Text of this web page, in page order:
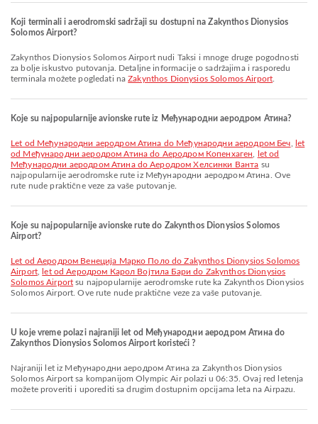
Koji terminali i aerodromski sadržaji su dostupni na Zakynthos Dionysios
Solomos Airport?
Zakynthos Dionysios Solomos Airport nudi Taksi i mnoge druge pogodnosti
za bolje iskustvo putovanja. Detaljne informacije o sadržajima i rasporedu
terminala možete pogledati naZakynthos Dionysios Solomos Airport
Koje su najpopularnije avionske rute iz Међународни аеродром Атина?
let od Међународни аеродром Атина do Међународни аеродром Беч
let
od Међународни аеродром Атина do Аеродром Копенхаген
let od
Међународни аеродром Атина do Аеродром Хелсинки Ванта su
najpopularnije aerodromske rute iz Међународни аеродром Атина. Ove
rute nude praktične veze za vaše putovanje.
Koje su najpopularnije avionske rute do Zakynthos Dionysios Solomos
Airport?
let od Aеродром Венеција Марко Поло do Zakynthos Dionysios Solomos
Airport,
let od Аеродром Карол Војтила Бари do Zakynthos Dionysios
Solomos Airport su najpopularnije aerodromske rute ka Zakynthos Dionysios
Solomos Airport. Ove rute nude praktične veze za vaše putovanje.
U koje vreme polazi najraniji let od Међународни аеродром Атина do
Zakynthos Dionysios Solomos Airport koristeći ?
Najraniji let iz Међународни аеродром Атина za Zakynthos Dionysios
Solomos Airport sa kompanijom Olympic Air polazi u 06:35. Ovaj red letenja
možete proveriti i uporediti sa drugim dostupnim opcijama leta na Airpazu.